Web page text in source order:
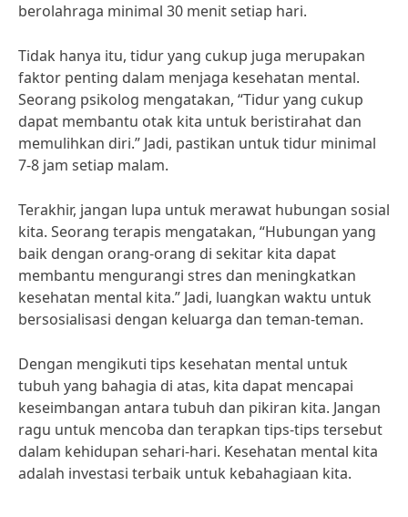
berolahraga minimal 30 menit setiap hari.
Tidak hanya itu, tidur yang cukup juga merupakan
faktor penting dalam menjaga kesehatan mental.
Seorang psikolog mengatakan, “Tidur yang cukup
dapat membantu otak kita untuk beristirahat dan
memulihkan diri.” Jadi, pastikan untuk tidur minimal
7-8 jam setiap malam.
Terakhir, jangan lupa untuk merawat hubungan sosial
kita. Seorang terapis mengatakan, “Hubungan yang
baik dengan orang-orang di sekitar kita dapat
membantu mengurangi stres dan meningkatkan
kesehatan mental kita.” Jadi, luangkan waktu untuk
bersosialisasi dengan keluarga dan teman-teman.
Dengan mengikuti tips kesehatan mental untuk
tubuh yang bahagia di atas, kita dapat mencapai
keseimbangan antara tubuh dan pikiran kita. Jangan
ragu untuk mencoba dan terapkan tips-tips tersebut
dalam kehidupan sehari-hari. Kesehatan mental kita
adalah investasi terbaik untuk kebahagiaan kita.